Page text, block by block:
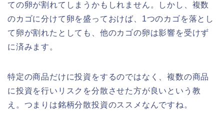
ての卵が割れてしまうかもしれません。しかし、複数
のカゴに分けて卵を盛っておけば、1つのカゴを落とし
て卵が割れたとしても、他のカゴの卵は影響を受けず
に済みます。
特定の商品だけに投資をするのではなく、複数の商品
に投資を行いリスクを分散させた方が良いという教
え。つまりは銘柄分散投資のススメなんですね。